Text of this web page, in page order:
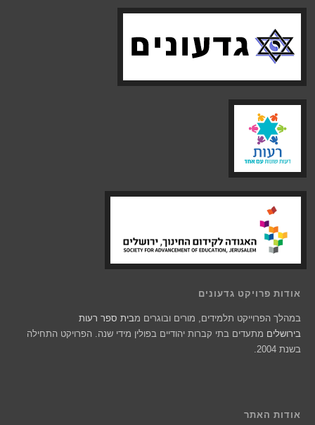
אודות פרויקט גדעונים
במהלך הפרוייקט תלמידים, מורים ובוגרים מבית ספר רעות
בירושלים מתעדים בתי קברות יהודיים בפולין מידי שנה. הפרויקט התחילה
בשנת 2004.
אודות האתר